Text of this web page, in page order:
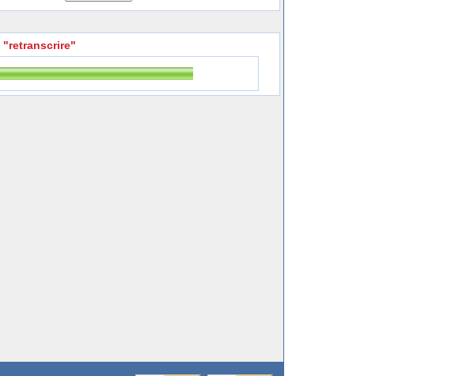
"retranscrire"